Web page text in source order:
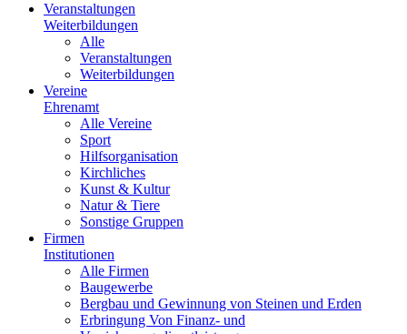
Veranstaltungen
Weiterbildungen
Alle
Veranstaltungen
Weiterbildungen
Vereine
Ehrenamt
Alle Vereine
Sport
Hilfsorganisation
Kirchliches
Kunst & Kultur
Natur & Tiere
Sonstige Gruppen
Firmen
Institutionen
Alle Firmen
Baugewerbe
Bergbau und Gewinnung von Steinen und Erden
Erbringung Von Finanz- und